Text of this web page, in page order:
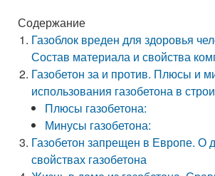
Содержание
Газоблок вреден для здоровья
Состав материала и свойства
Газобетон за и против. Плюсы и
использования газобетона в
Плюсы газобетона:
Минусы газобетона:
Газобетон запрещен в Европе. О
свойствах газобетона